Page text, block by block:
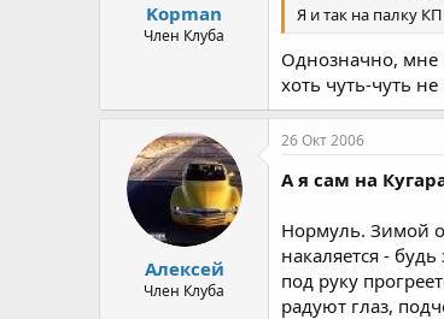
Kopman
Член Клуба
Я и так на палку
Однозначно, мне
хоть чуть-чуть
Алексей
Член Клуба
26 Окт 2006
А я сам на
Нормуль. Зимой
накаляется -
под руку
радуют глаз,